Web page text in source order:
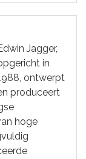
Jagger,
in
ontwerpt
produceert
hoge